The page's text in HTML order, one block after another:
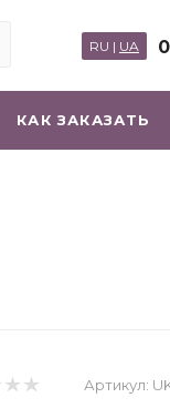
RU | UA
КАК ЗАКАЗАТЬ
Артикул: